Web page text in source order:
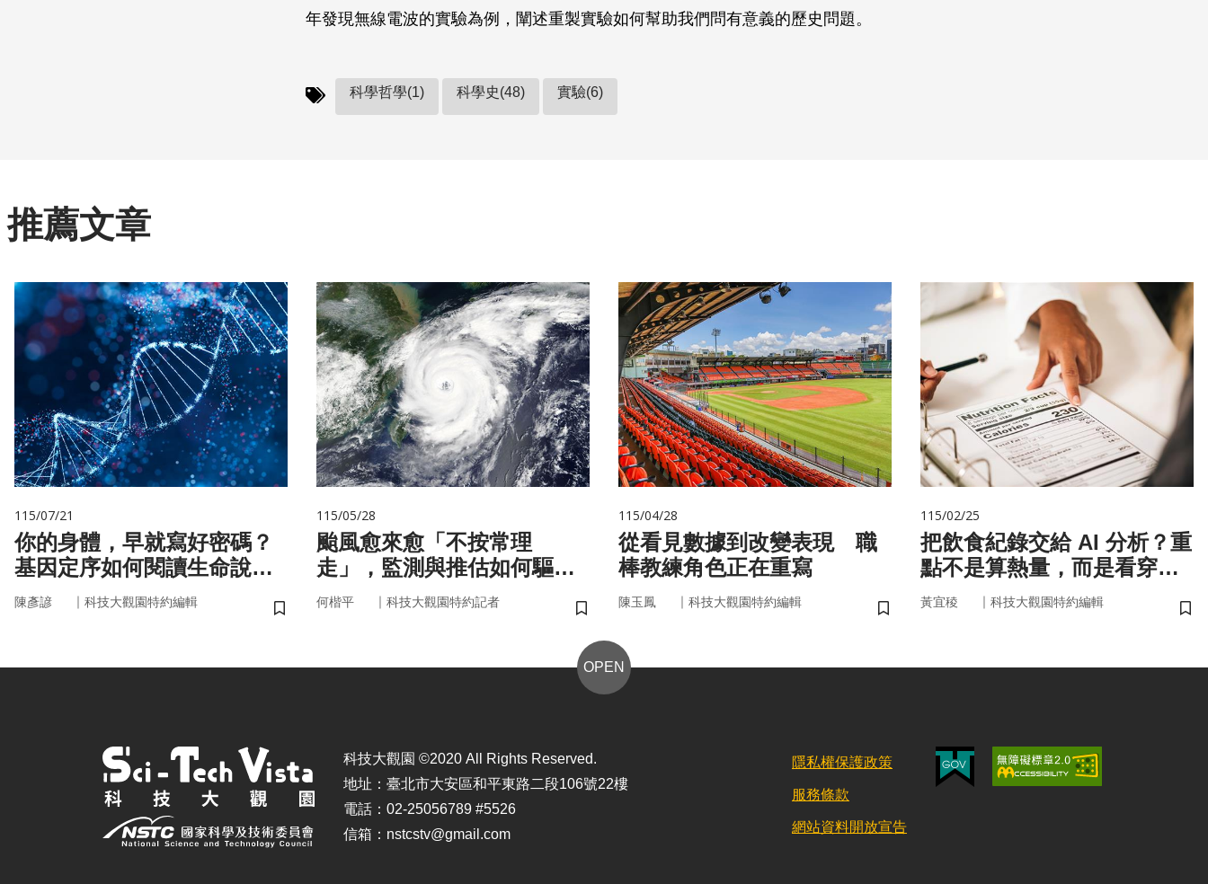
年發現無線電波的實驗為例，闡述重製實驗如何幫助我們問有意義的歷史問題。
科學哲學(1) 科學史(48) 實驗(6)
推薦文章
115/07/21
你的身體，早就寫好密碼？
基因定序如何閱讀生命說明
書
陳彥諺 ｜ 科技大觀園特約編輯
儲存書籤
115/05/28
颱風愈來愈「不按常理
走」，監測與推估如何驅動
防災決策？
何楷平 ｜ 科技大觀園特約記者
儲存書籤
115/04/28
從看見數據到改變表現 職
棒教練角色正在重寫
陳玉鳳 ｜ 科技大觀園特約編輯
儲存書籤
115/02/25
把飲食紀錄交給 AI 分析？重
點不是算熱量，而是看穿你
的「飲食習慣」
黃宜稜 ｜ 科技大觀園特約編輯
儲
OPEN
科技大觀園 ©2020 All Rights Reserved.
地址：臺北市大安區和平東路二段106號22樓
電話：02-25056789 #5526
信箱：nstcstv@gmail.com
隱私權保護政策
服務條款
網站資料開放宣告